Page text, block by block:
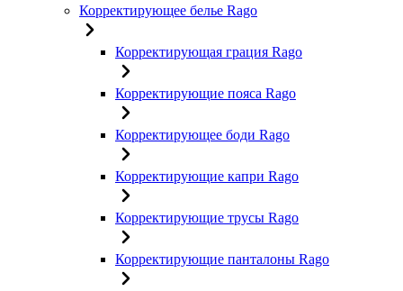
Корректирующее белье Rago
Корректирующая грация Rago
Корректирующие пояса Rago
Корректирующее боди Rago
Корректирующие капри Rago
Корректирующие трусы Rago
Корректирующие панталоны Rago